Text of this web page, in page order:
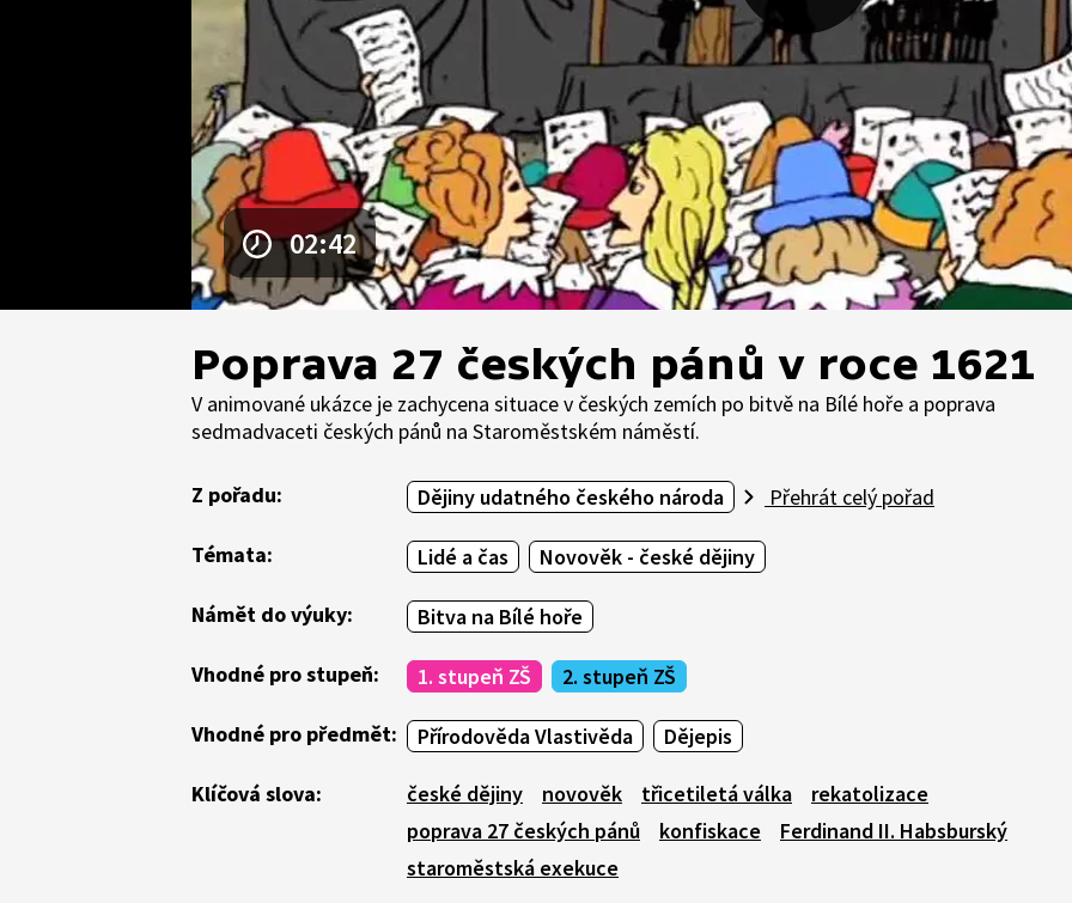
02:42
Poprava 27 českých pánů v roce 1621
V animované ukázce je zachycena situace v českých zemích po bitvě na Bílé hoře a poprava
sedmadvaceti českých pánů na Staroměstském náměstí.
Z pořadu: Dějiny udatného českého národa Přehrát celý pořad
Témata: Lidé a čas Novověk - české dějiny
Námět do výuky: Bitva na Bílé hoře
Vhodné pro stupeň: 1. stupeň ZŠ 2. stupeň ZŠ
Vhodné pro předmět: Přírodověda Vlastivěda Dějepis
Klíčová slova: české dějiny novověk třicetiletá válka
rekatolizace
poprava 27 českých pánů
konfiskace
Ferdinand II. Habsburský
staroměstská exekuce